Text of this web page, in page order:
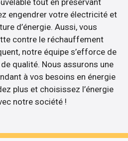
engendrer votre électricité et
d’énergie. Aussi, vous
contre le réchauffement
notre équipe s’efforce de
qualité. Nous assurons une
à vos besoins en énergie
plus et choisissez l’énergie
notre société !